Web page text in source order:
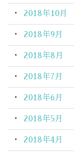
2018年10月
2018年9月
2018年8月
2018年7月
2018年6月
2018年5月
2018年4月